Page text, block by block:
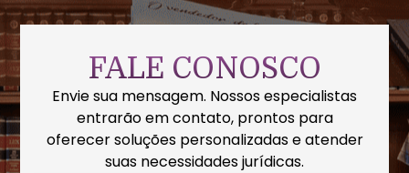
FALE CONOSCO
Envie sua mensagem. Nossos especialistas
entrarão em contato, prontos para
oferecer soluções personalizadas e atender
suas necessidades jurídicas.